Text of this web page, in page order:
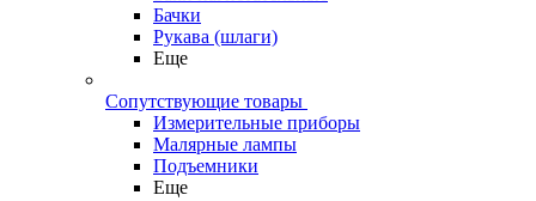
Бачки
Рукава (шлаги)
Еще
Сопутствующие товары
Измерительные приборы
Малярные лампы
Подъемники
Еще